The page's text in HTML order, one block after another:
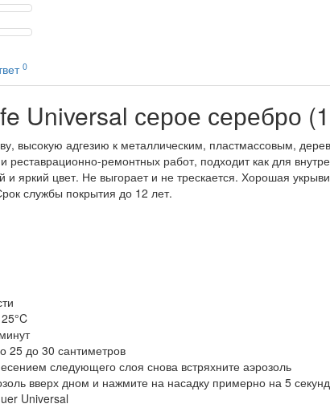
0
Universal серое серебро
высокую адгезию к металлическим, пластмассовым,
ремонтных работ, подходит как для
цвет. Не выгорает и не трескается. Хорошая
службы покрытия до 12 лет.
25 до 30 сантиметров
следующего слоя снова встряхните аэрозоль
вверх дном и нажмите на насадку примерно на 5
Universal